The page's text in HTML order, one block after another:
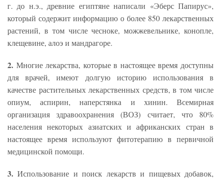
г. до н.э., древние египтяне написали «Эберс Папирус»,
который содержит информацию о более 850 лекарственных
растений, в том числе чесноке, можжевельнике, конопле,
клещевине, алоэ и мандрагоре.
2. Многие лекарства, которые в настоящее время доступны
для врачей, имеют долгую историю использования в
качестве растительных лекарственных средств, в том числе
опиум, аспирин, наперстянка и хинин. Всемирная
организация здравоохранения (ВОЗ) считает, что 80%
населения некоторых азиатских и африканских стран в
настоящее время используют фитотерапию в первичной
медицинской помощи.
3. Использование и поиск лекарств и пищевых добавок,